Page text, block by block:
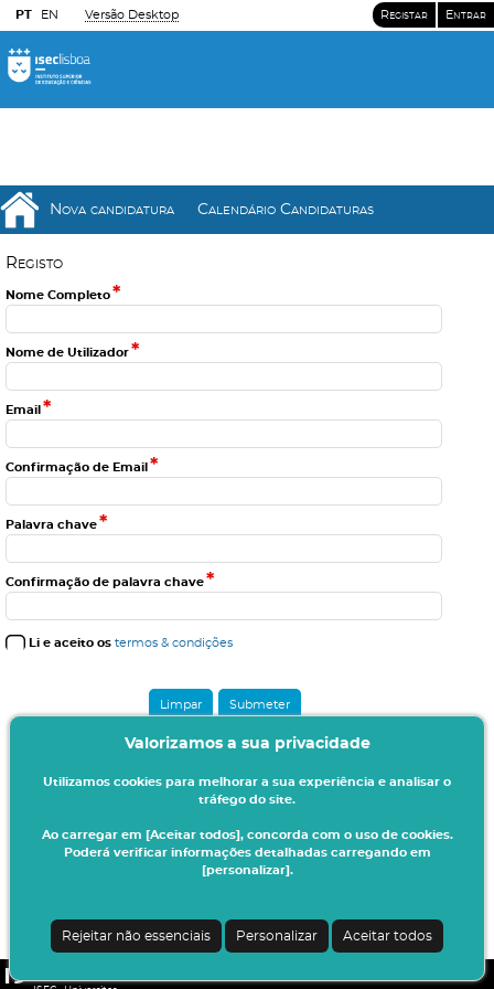
PT EN Versão Desktop Registar Entrar
Nova candidatura Calendário Candidaturas
Registo
Nome Completo*
Nome de Utilizador*
Email *
Confirmação de Email *
Palavra chave*
Confirmação de palavra chave*
Li e aceito os termos & condições
Valorizamos a sua privacidade
Utilizamos cookies para melhorar a sua experiência e analisar o
tráfego do site.
Ao carregar em [Aceitar todos], concorda com o uso de cookies.
Poderá verificar informações detalhadas carregando em
[personalizar].
Rejeitar não essenciais Personalizar Aceitar todos